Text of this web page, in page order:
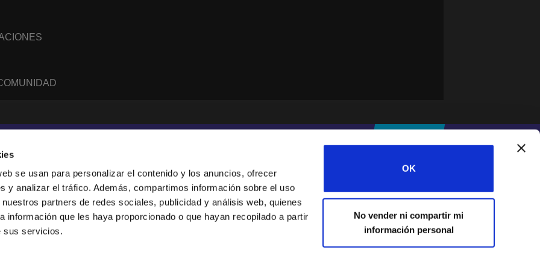
se usan para personalizar el contenido y los anuncios, ofrecer
y analizar el tráfico. Además, compartimos información sobre el uso
partners de redes sociales, publicidad y análisis web, quienes
información que les haya proporcionado o que hayan recopilado a partir
sus servicios.
OK
No vender ni compartir mi
información personal
#IFESWORLD DONA
Suisse.
and a limited company (876229).
in the USA.
the